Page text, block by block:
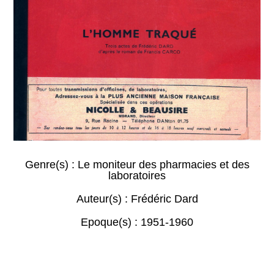
Genre(s) : Le moniteur des pharmacies et des
laboratoires
Auteur(s) : Frédéric Dard
Epoque(s) : 1951-1960